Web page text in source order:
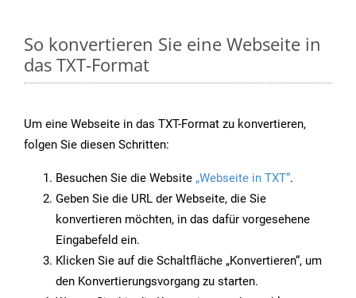
So konvertieren Sie eine Webseite in
das TXT-Format
Um eine Webseite in das TXT-Format zu konvertieren,
folgen Sie diesen Schritten:
Besuchen Sie die Website „Webseite in TXT“.
Geben Sie die URL der Webseite, die Sie
konvertieren möchten, in das dafür vorgesehene
Eingabefeld ein.
Klicken Sie auf die Schaltfläche „Konvertieren“, um
den Konvertierungsvorgang zu starten.